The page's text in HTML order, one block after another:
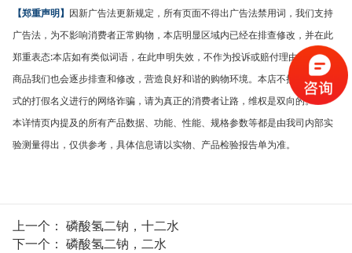
【郑重声明】 因新广告法更新规定，所有页面不得出广告法禁用词，我们支持
广告法，为不影响消费者正常购物，本店明显区域内已经在排查修改，并在此
郑重表态:本店如有类似词语，在此申明失效，不作为投诉或赔付理由。往期的
商品我们也会逐步排查和修改，营造良好和谐的购物环境。本店不接受任何形
式的打假名义进行的网络诈骗，请为真正的消费者让路，维权是双向的。
本详情页内提及的所有产品数据、功能、性能、规格参数等都是由我司内部实
验测量得出，仅供参考，具体信息请以实物、产品检验报告单为准。
上一个： 磷酸氢二钠，十二水
下一个： 磷酸氢二钠，二水